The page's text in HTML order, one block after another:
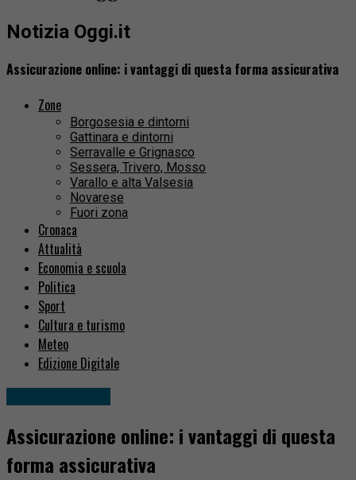
Notizia Oggi.it
Assicurazione online: i vantaggi di questa forma assicurativa
Zone
Borgosesia e dintorni
Gattinara e dintorni
Serravalle e Grignasco
Sessera, Trivero, Mosso
Varallo e alta Valsesia
Novarese
Fuori zona
Cronaca
Attualità
Economia e scuola
Politica
Sport
Cultura e turismo
Meteo
Edizione Digitale
Assicurazione online: i vantaggi di questa
forma assicurativa